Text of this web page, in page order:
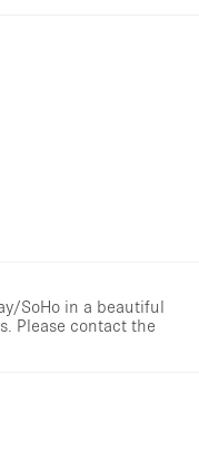
SoHo in a beautiful
Please contact the